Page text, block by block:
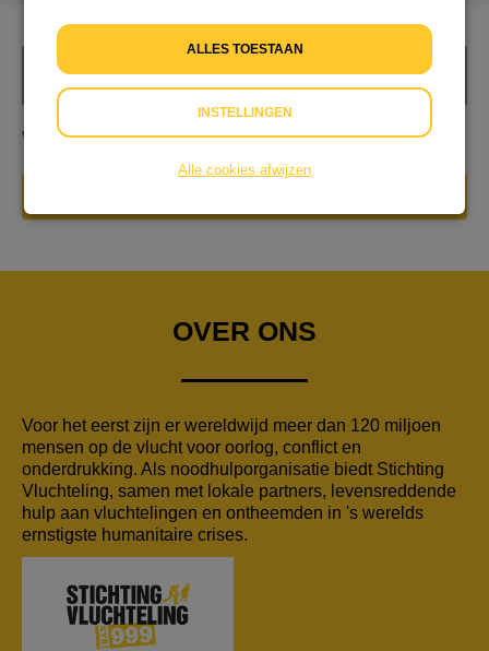
INFO
Wat als het jou overkomt
OVER ONS
Voor het eerst zijn er wereldwijd meer dan 120 miljoen
mensen op de vlucht voor oorlog, conflict en
onderdrukking. Als noodhulporganisatie biedt Stichting
Vluchteling, samen met lokale partners, levensreddende
hulp aan vluchtelingen en ontheemden in 's werelds
ernstigste humanitaire crises.
ALLES TOESTAAN
INSTELLINGEN
Alle cookies afwijzen